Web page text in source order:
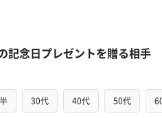
記念日プレゼントを贈る相手
30代 40代 50代